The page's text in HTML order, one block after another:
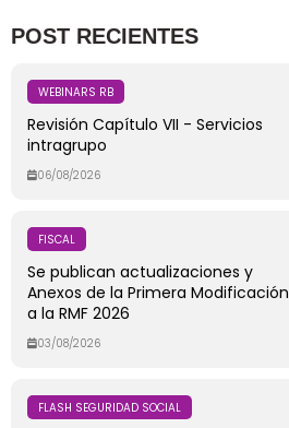
POST RECIENTES
WEBINARS RB
Revisión Capítulo VII - Servicios
intragrupo
06/08/2026
FISCAL
Se publican actualizaciones y
Anexos de la Primera Modificación
a la RMF 2026
03/08/2026
FLASH SEGURIDAD SOCIAL